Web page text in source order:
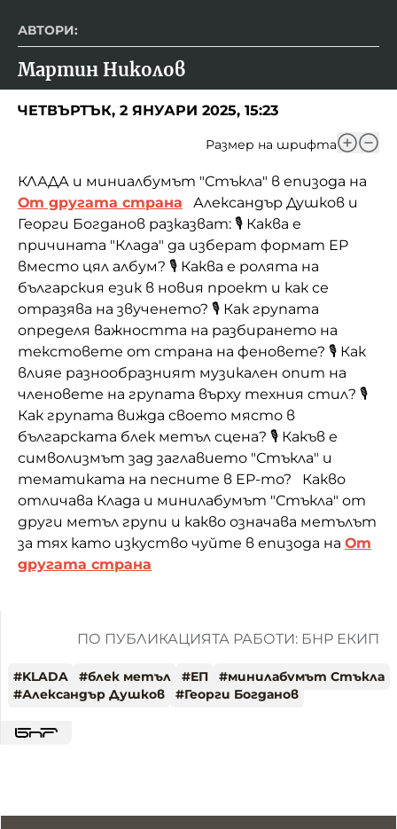
АВТОРИ:
Мартин Николов
ЧЕТВЪРТЪК, 2 ЯНУАРИ 2025, 15:23
Размер на шрифта
КЛАДА и миниалбумът "Стъкла" в епизода на
От другата страна
Александър Душков и
Георги Богданов разказват: 🎙️ Каква е
причината "Клада" да изберат формат EP
вместо цял албум? 🎙️ Каква е ролята на
българския език в новия проект и как се
отразява на звученето? 🎙️ Как групата
определя важността на разбирането на
текстовете от страна на феновете? 🎙️ Как
влияе разнообразният музикален опит на
членовете на групата върху техния стил? 🎙️
Как групата вижда своето място в
българската блек метъл сцена? 🎙️ Какъв е
символизмът зад заглавието "Стъкла" и
тематиката на песните в EP-то? Какво
отличава Клада и минилабумът "Стъкла" от
други метъл групи и какво означава метълът
за тях като изкуство чуйте в епизода на От
другата страна
ПО ПУБЛИКАЦИЯТА РАБОТИ: БНР ЕКИП
#KLADA #блек метъл #ЕП #минилабумът Стъкла
#Александър Душков #Георги Богданов